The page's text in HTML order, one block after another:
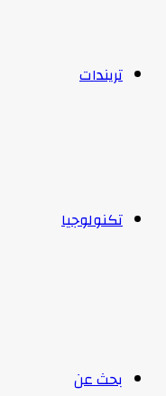
تريندات
تكنولوجيا
بحث عن